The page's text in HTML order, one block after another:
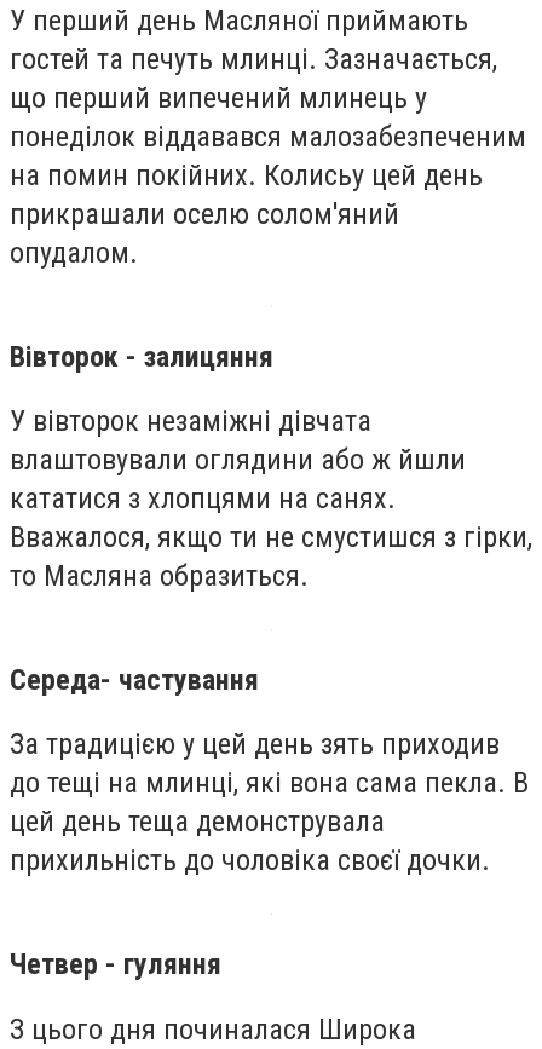
У перший день Масляної приймають
гостей та печуть млинці. Зазначається,
що перший випечений млинець у
понеділок віддавався малозабезпеченим
на помин покійних. Колисьу цей день
прикрашали оселю солом'яний
опудалом.
Вівторок - залицяння
У вівторок незаміжні дівчата
влаштовували оглядини або ж йшли
кататися з хлопцями на санях.
Вважалося, якщо ти не смустишся з гірки,
то Масляна образиться.
Середа- частування
За традицією у цей день зять приходив
до тещі на млинці, які вона сама пекла. В
цей день теща демонструвала
прихильність до чоловіка своєї дочки.
Четвер - гуляння
З цього дня починалася Широка